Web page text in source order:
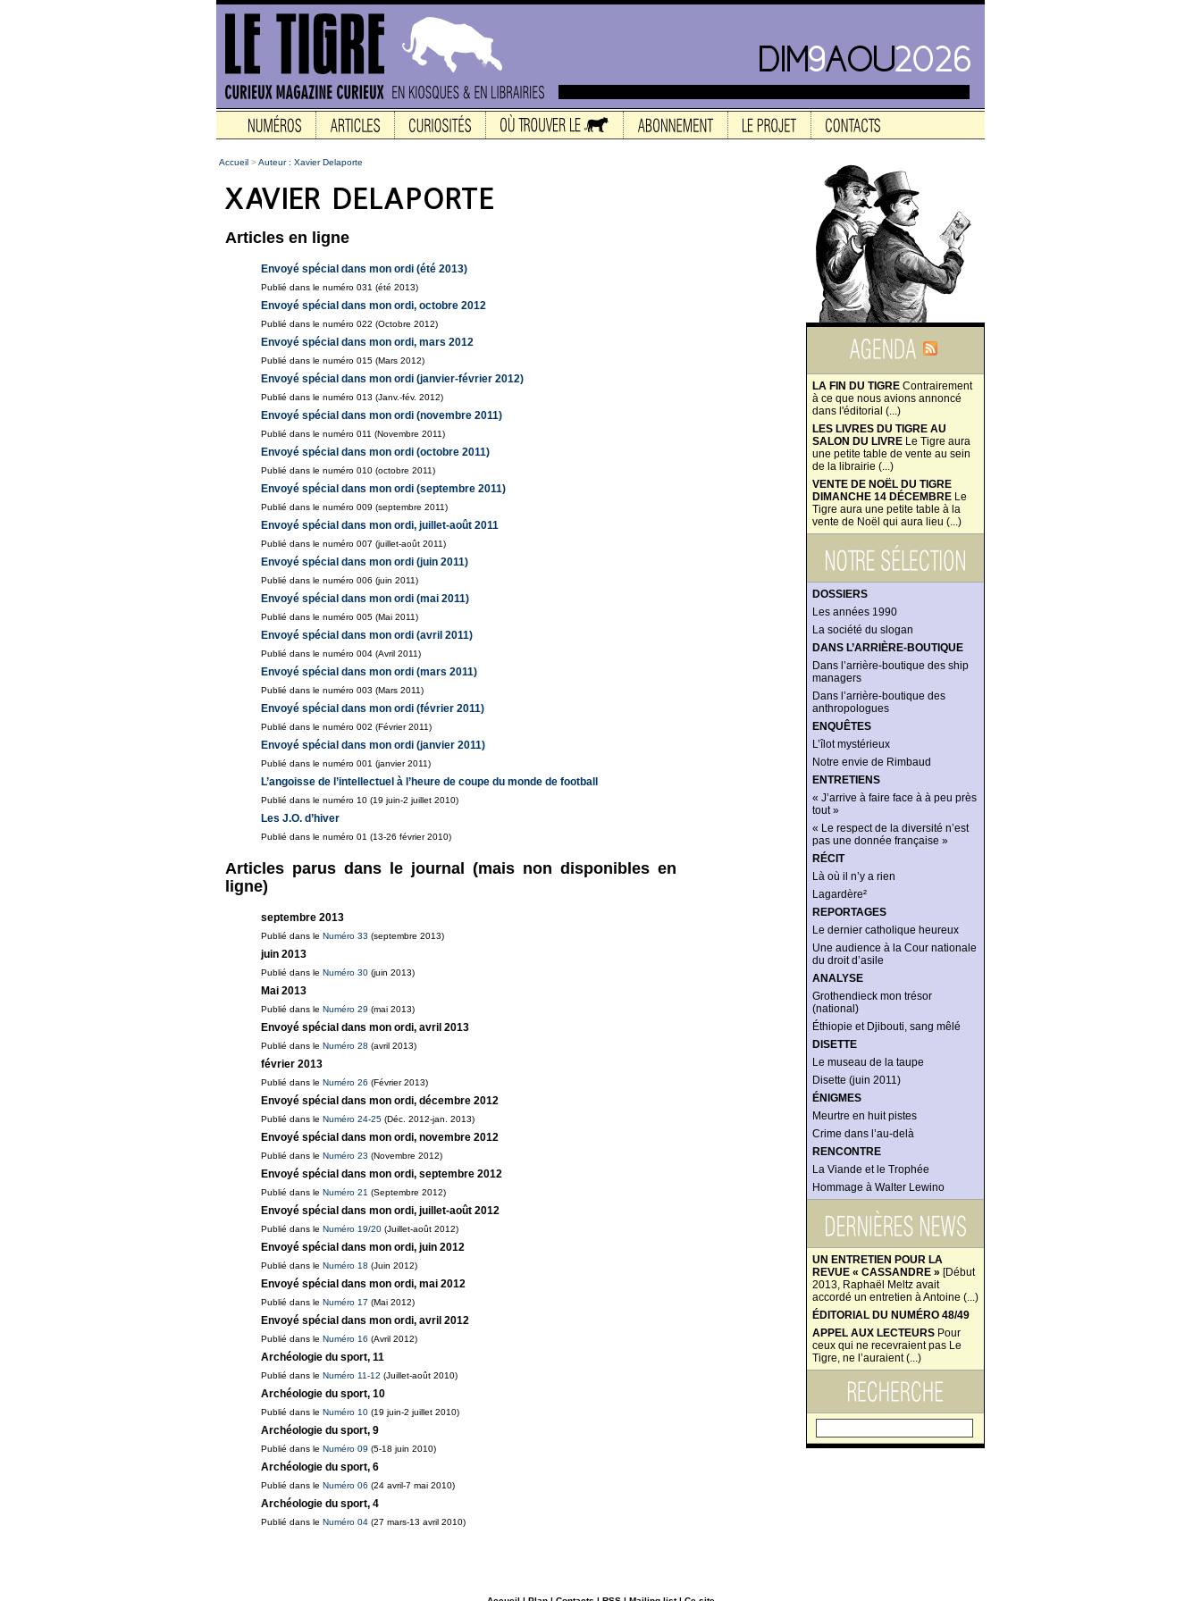
LA FIN DU TIGRE Contrairement
à ce que nous avions annoncé
dans l'éditorial (...)
LES LIVRES DU TIGRE AU
SALON DU LIVRE Le Tigre aura
une petite table de vente au sein
de la librairie (...)
VENTE DE NOËL DU TIGRE
DIMANCHE 14 DÉCEMBRE Le
Tigre aura une petite table à la
vente de Noël qui aura lieu (...)
DOSSIERS
Les années 1990
La société du slogan
DANS L’ARRIÈRE-BOUTIQUE
Dans l’arrière-boutique des ship
managers
Dans l’arrière-boutique des
anthropologues
ENQUÊTES
L’îlot mystérieux
Notre envie de Rimbaud
ENTRETIENS
« J’arrive à faire face à à peu près
tout »
« Le respect de la diversité n’est
pas une donnée française »
RÉCIT
Là où il n’y a rien
Lagardère²
REPORTAGES
Le dernier catholique heureux
Une audience à la Cour nationale
du droit d’asile
ANALYSE
Grothendieck mon trésor
(national)
Éthiopie et Djibouti, sang mêlé
DISETTE
Le museau de la taupe
Disette (juin 2011)
ÉNIGMES
Meurtre en huit pistes
Crime dans l’au-delà
RENCONTRE
La Viande et le Trophée
Hommage à Walter Lewino
UN ENTRETIEN POUR LA
REVUE « CASSANDRE » [Début
2013, Raphaël Meltz avait
accordé un entretien à Antoine (...)
ÉDITORIAL DU NUMÉRO 48/49
APPEL AUX LECTEURS Pour
ceux qui ne recevraient pas Le
Tigre, ne l’auraient (...)
Accueil >Auteur : Xavier Delaporte
Articles en ligne
Envoyé spécial dans mon ordi (été 2013)
Publié dans le numéro 031 (été 2013)
Envoyé spécial dans mon ordi, octobre 2012
Publié dans le numéro 022 (Octobre 2012)
Envoyé spécial dans mon ordi, mars 2012
Publié dans le numéro 015 (Mars 2012)
Envoyé spécial dans mon ordi (janvier-février 2012)
Publié dans le numéro 013 (Janv.-fév. 2012)
Envoyé spécial dans mon ordi (novembre 2011)
Publié dans le numéro 011 (Novembre 2011)
Envoyé spécial dans mon ordi (octobre 2011)
Publié dans le numéro 010 (octobre 2011)
Envoyé spécial dans mon ordi (septembre 2011)
Publié dans le numéro 009 (septembre 2011)
Envoyé spécial dans mon ordi, juillet-août 2011
Publié dans le numéro 007 (juillet-août 2011)
Envoyé spécial dans mon ordi (juin 2011)
Publié dans le numéro 006 (juin 2011)
Envoyé spécial dans mon ordi (mai 2011)
Publié dans le numéro 005 (Mai 2011)
Envoyé spécial dans mon ordi (avril 2011)
Publié dans le numéro 004 (Avril 2011)
Envoyé spécial dans mon ordi (mars 2011)
Publié dans le numéro 003 (Mars 2011)
Envoyé spécial dans mon ordi (février 2011)
Publié dans le numéro 002 (Février 2011)
Envoyé spécial dans mon ordi (janvier 2011)
Publié dans le numéro 001 (janvier 2011)
L’angoisse de l’intellectuel à l’heure de coupe du monde de football
Publié dans le numéro 10 (19 juin-2 juillet 2010)
Les J.O. d’hiver
Publié dans le numéro 01 (13-26 février 2010)
Articles parus dans le journal (mais non disponibles en
ligne)
septembre 2013
Publié dans le Numéro 33 (septembre 2013)
juin 2013
Publié dans le Numéro 30 (juin 2013)
Mai 2013
Publié dans le Numéro 29 (mai 2013)
Envoyé spécial dans mon ordi, avril 2013
Publié dans le Numéro 28 (avril 2013)
février 2013
Publié dans le Numéro 26 (Février 2013)
Envoyé spécial dans mon ordi, décembre 2012
Publié dans le Numéro 24-25 (Déc. 2012-jan. 2013)
Envoyé spécial dans mon ordi, novembre 2012
Publié dans le Numéro 23 (Novembre 2012)
Envoyé spécial dans mon ordi, septembre 2012
Publié dans le Numéro 21 (Septembre 2012)
Envoyé spécial dans mon ordi, juillet-août 2012
Publié dans le Numéro 19/20 (Juillet-août 2012)
Envoyé spécial dans mon ordi, juin 2012
Publié dans le Numéro 18 (Juin 2012)
Envoyé spécial dans mon ordi, mai 2012
Publié dans le Numéro 17 (Mai 2012)
Envoyé spécial dans mon ordi, avril 2012
Publié dans le Numéro 16 (Avril 2012)
Archéologie du sport, 11
Publié dans le Numéro 11-12 (Juillet-août 2010)
Archéologie du sport, 10
Publié dans le Numéro 10 (19 juin-2 juillet 2010)
Archéologie du sport, 9
Publié dans le Numéro 09 (5-18 juin 2010)
Archéologie du sport, 6
Publié dans le Numéro 06 (24 avril-7 mai 2010)
Archéologie du sport, 4
Publié dans le Numéro 04 (27 mars-13 avril 2010)